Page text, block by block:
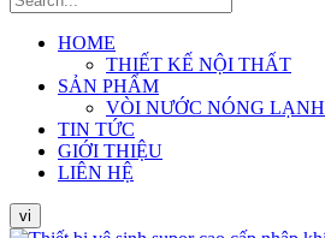
HOME
THIẾT KẾ NỘI THẤT
SẢN PHẨM
VÒI NƯỚC NÓNG LẠNH
TIN TỨC
GIỚI THIỆU
LIÊN HỆ
vi